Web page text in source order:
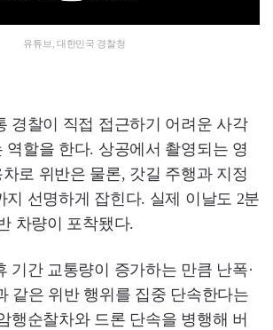
유튜브, 대한민국 경찰청
경찰이 직접 접근하기 어려운 사각
역할을 한다. 상공에서 촬영되는 영
로 위반은 물론, 갓길 주행과 지정
지 선명하게 잡힌다. 실제 이날도 2분
차량이 포착됐다.
기간 교통량이 증가하는 만큼 난폭·
같은 위반 행위를 집중 단속한다는
행순찰차와 드론 단속을 병행해 버